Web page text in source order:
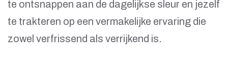
te ontsnappen aan de dagelijkse sleur en jezelf
te trakteren op een vermakelijke ervaring die
zowel verfrissend als verrijkend is.